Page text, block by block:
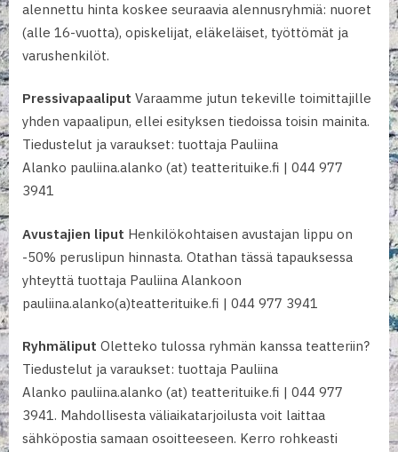
alennettu hinta koskee seuraavia alennusryhmiä: nuoret
(alle 16-vuotta), opiskelijat, eläkeläiset, työttömät ja
varushenkilöt.
Pressivapaaliput Varaamme jutun tekeville toimittajille
yhden vapaalipun, ellei esityksen tiedoissa toisin mainita.
Tiedustelut ja varaukset: tuottaja Pauliina
Alanko pauliina.alanko (at) teatterituike.fi | 044 977
3941
Avustajien liput Henkilökohtaisen avustajan lippu on
-50% peruslipun hinnasta. Otathan tässä tapauksessa
yhteyttä tuottaja Pauliina Alankoon
pauliina.alanko(a)teatterituike.fi | 044 977 3941
Ryhmäliput Oletteko tulossa ryhmän kanssa teatteriin?
Tiedustelut ja varaukset: tuottaja Pauliina
Alanko pauliina.alanko (at) teatterituike.fi | 044 977
3941. Mahdollisesta väliaikatarjoilusta voit laittaa
sähköpostia samaan osoitteeseen. Kerro rohkeasti